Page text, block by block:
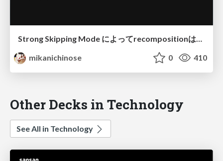
Strong Skipping Mode によってrecompositionはどう変わったのか
mikanichinose
0 410
Other Decks in Technology
See All in Technology